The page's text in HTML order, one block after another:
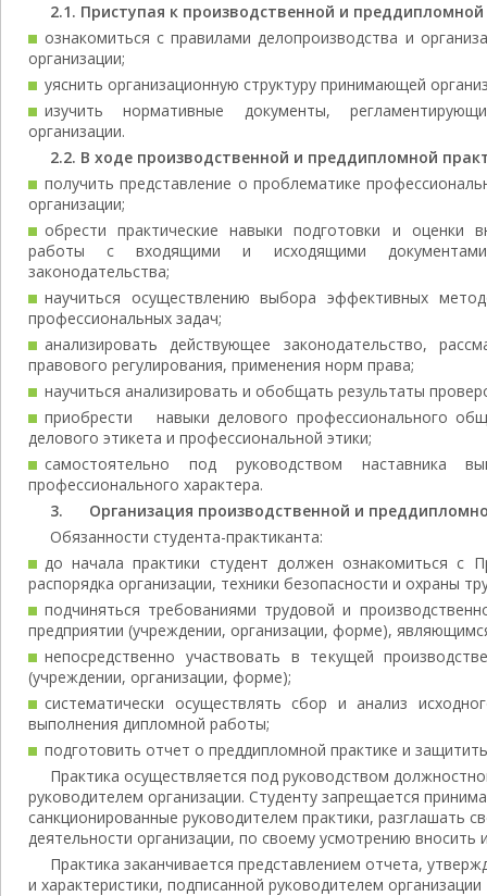
2.1. Приступая к производственной и
ознакомиться с правилами делопроизводства и
организации;
уяснить организационную структуру принимающей
изучить нормативные документы,
организации.
2.2. В ходе производственной и преддипломной
получить представление о проблематике
организации;
обрести практические навыки подготовки и оценки
работы с входящими и исходящими
законодательства;
научиться осуществлению выбора эффективных
профессиональных задач;
анализировать действующее законодательство,
правового регулирования, применения норм права;
научиться анализировать и обобщать результаты
приобрести навыки делового профессионального
делового этикета и профессиональной этики;
самостоятельно под руководством наставника
профессионального характера.
3. Организация производственной и
Обязанности студента-практиканта:
до начала практики студент должен ознакомиться с
распорядка организации, техники безопасности и охраны
подчиняться требованиями трудовой и
предприятии (учреждении, организации, форме),
непосредственно участвовать в текущей
(учреждении, организации, форме);
систематически осуществлять сбор и анализ
выполнения дипломной работы;
подготовить отчет о преддипломной практике и
Практика осуществляется под руководством
руководителем организации. Студенту запрещается
санкционированные руководителем практики, разглашать
деятельности организации, по своему усмотрению вносить
Практика заканчивается представлением отчета,
и характеристики, подписанной руководителем